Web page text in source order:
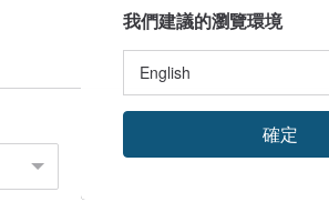
我們建議的瀏覽環境
確定